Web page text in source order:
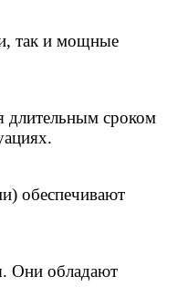
так и мощные
длительным сроком
обеспечивают
Они обладают